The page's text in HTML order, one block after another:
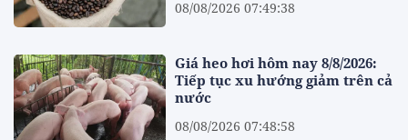
08/08/2026 07:49:38
Giá heo hơi hôm nay 8/8/2026:
Tiếp tục xu hướng giảm trên cả
nước
08/08/2026 07:48:58